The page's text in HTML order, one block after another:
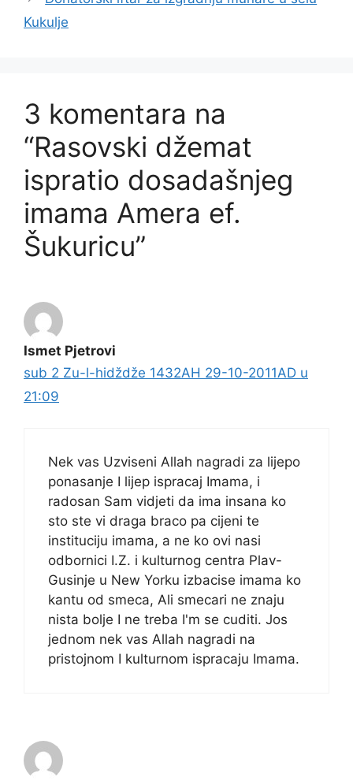
Kukulje
3 komentara na
“Rasovski džemat
ispratio dosadašnjeg
imama Amera ef.
Šukuricu”
Ismet Pjetrovi
sub 2 Zu-l-hidždže 1432AH 29-10-2011AD u
21:09
Nek vas Uzviseni Allah nagradi za lijepo
ponasanje I lijep ispracaj Imama, i
radosan Sam vidjeti da ima insana ko
sto ste vi draga braco pa cijeni te
instituciju imama, a ne ko ovi nasi
odbornici I.Z. i kulturnog centra Plav-
Gusinje u New Yorku izbacise imama ko
kantu od smeca, Ali smecari ne znaju
nista bolje I ne treba I'm se cuditi. Jos
jednom nek vas Allah nagradi na
pristojnom I kulturnom ispracaju Imama.